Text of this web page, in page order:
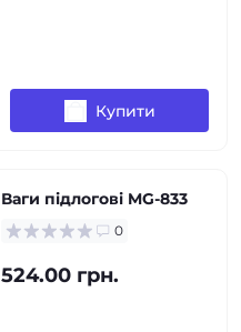
Купити
Ваги підлогові MG-833
0
524.00 грн.